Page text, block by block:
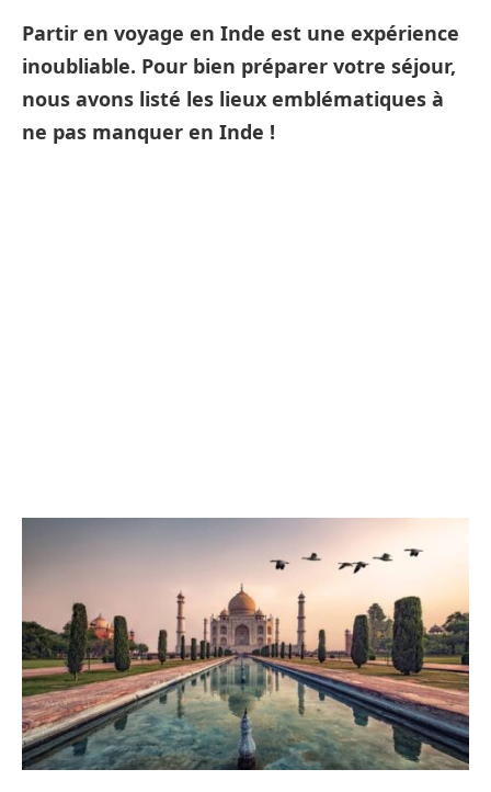
Partir en voyage en Inde est une expérience
inoubliable. Pour bien préparer votre séjour,
nous avons listé les lieux emblématiques à
ne pas manquer en Inde !